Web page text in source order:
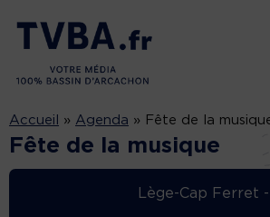
Accueil » Agenda » Fête de la
Fête de la musique
Lège-Cap Ferret -